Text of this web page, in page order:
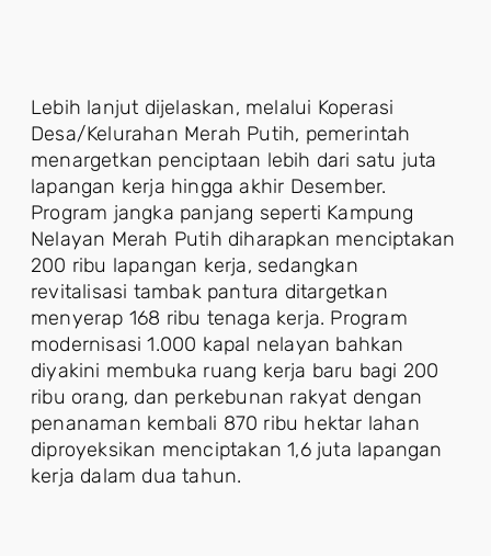
Lebih lanjut dijelaskan, melalui Koperasi
Desa/Kelurahan Merah Putih, pemerintah
menargetkan penciptaan lebih dari satu juta
lapangan kerja hingga akhir Desember.
Program jangka panjang seperti Kampung
Nelayan Merah Putih diharapkan menciptakan
200 ribu lapangan kerja, sedangkan
revitalisasi tambak pantura ditargetkan
menyerap 168 ribu tenaga kerja. Program
modernisasi 1.000 kapal nelayan bahkan
diyakini membuka ruang kerja baru bagi 200
ribu orang, dan perkebunan rakyat dengan
penanaman kembali 870 ribu hektar lahan
diproyeksikan menciptakan 1,6 juta lapangan
kerja dalam dua tahun.